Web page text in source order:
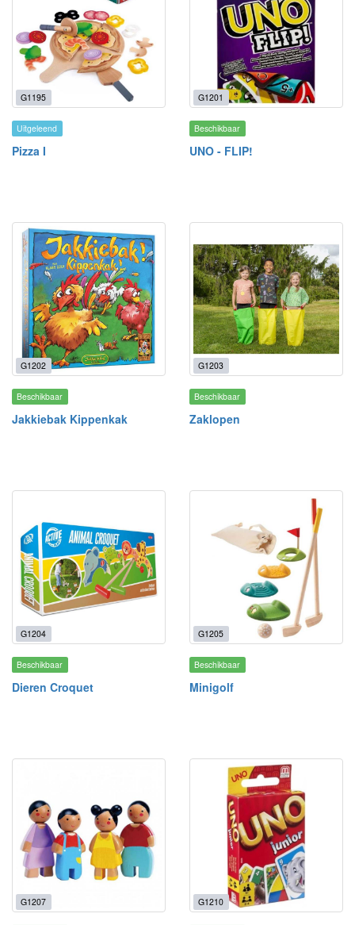
G1195
Uitgeleend
Pizza I
G1201
Beschikbaar
UNO - FLIP!
G1202
Beschikbaar
Jakkiebak Kippenkak
G1203
Beschikbaar
Zaklopen
G1204
Beschikbaar
Dieren Croquet
G1205
Beschikbaar
Minigolf
G1207 G1210